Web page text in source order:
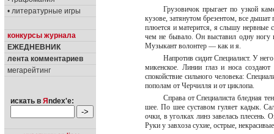
• литературные игры
конкурсы журнала
ЕЖЕДНЕВНИК
лента комментариев
мегарейтинг
искать в Я ndex'е:
Грузовичок прыгает по узкой
кузове, затянутом брезентом, все
плюется и матерится, я слышу нервные
чем не бывало. Он выставил одну ногу
Музыкант волонтер — как и я.
Напротив сидит Специалист. У
микенское. Линии глаз и носа создают
спокойствие сильного человека:
пополам от Черчилля и от циклопа.
Справа от Специалиста бледная
шее. По шее суставом гуляет кадык.
очки, в уголках линз завелась плесень.
Руки у завхоза сухие, острые,